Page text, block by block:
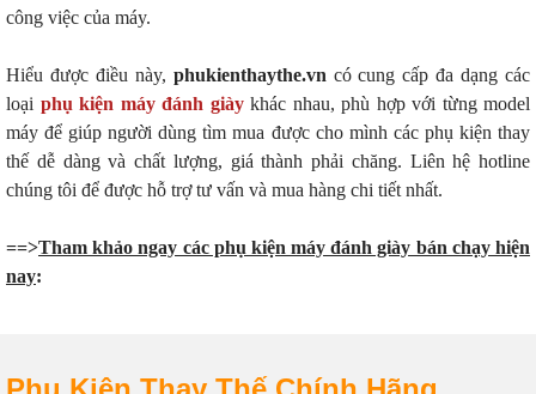
công việc của máy.
Hiểu được điều này, phukienthaythe.vn có cung cấp đa dạng các
loại phụ kiện máy đánh giàykhác nhau, phù hợp với từng model
máy để giúp người dùng tìm mua được cho mình các phụ kiện thay
thế dễ dàng và chất lượng, giá thành phải chăng. Liên hệ hotline
chúng tôi để được hỗ trợ tư vấn và mua hàng chi tiết nhất.
==>Tham khảo ngay các phụ kiện máy đánh giày bán chạy hiện
nay: